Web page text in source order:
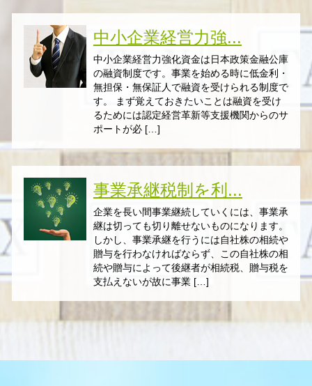
中小企業経営力強...
中小企業経営力強化資金は日本政策金融公庫
の融資制度です。事業を始める時に低金利・
無担保・無保証人で融資を受けられる制度で
す。 まず覚えておきたいことは融資を受け
るためには認定経営革新等支援機関からのサ
ポートが必 […]
事業承継税制を利...
企業を長い間事業継続していくには、事業承
継は切っても切り離せないものになります。
しかし、事業承継を行うには自社株の相続や
贈与を行わなければならず、この自社株の相
続や贈与によって後継者が相続税、贈与税を
支払えないが故に事業 […]